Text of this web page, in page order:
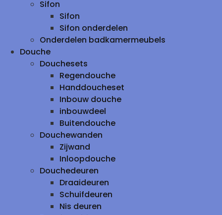
Sifon
Sifon
Sifon onderdelen
Onderdelen badkamermeubels
Douche
Douchesets
Regendouche
Handdoucheset
Inbouw douche
inbouwdeel
Buitendouche
Douchewanden
Zijwand
Inloopdouche
Douchedeuren
Draaideuren
Schuifdeuren
Nis deuren